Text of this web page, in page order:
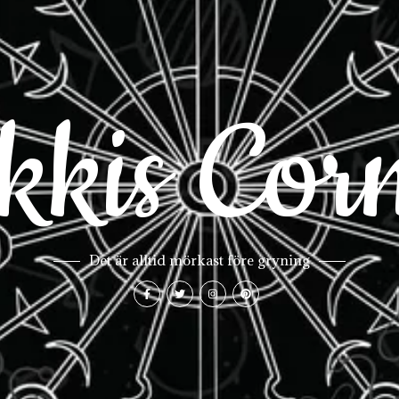
Det är alltid mörkast före gryning